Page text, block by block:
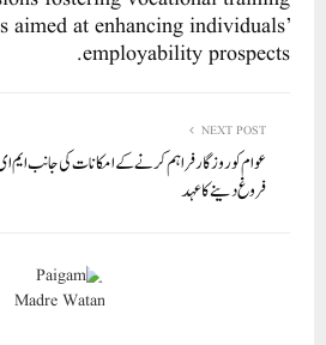
pp
aimed at enhancing individuals’
employability prospects.
NEXT POST
عوام کو روزگار فراہم کرنے کے امکانات کی جانب ایم ای
فروغ دینے کا عہد